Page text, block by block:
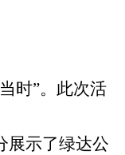
时”。此次活
展示了绿达公